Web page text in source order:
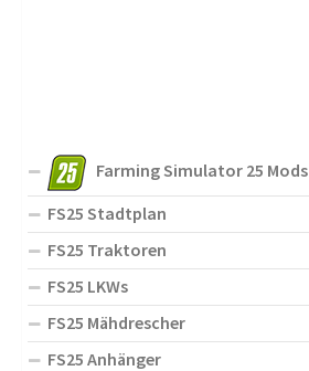
Farming Simulator 25 Mods
FS25 Stadtplan
FS25 Traktoren
FS25 LKWs
FS25 Mähdrescher
FS25 Anhänger